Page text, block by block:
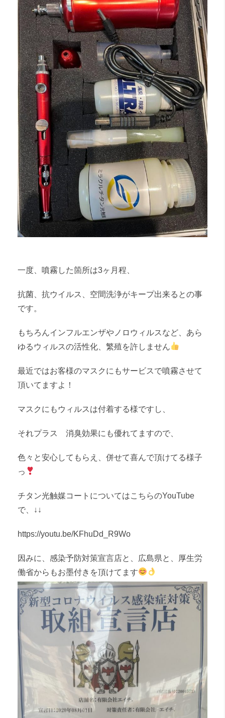
一度、噴霧した箇所は3ヶ月程、
抗菌、抗ウイルス、空間洗浄がキープ出来るとの事
です。
もちろんインフルエンザやノロウィルスなど、あら
ゆるウィルスの活性化、繁殖を許しません
最近ではお客様のマスクにもサービスで噴霧させて
頂いてますよ！
マスクにもウィルスは付着する様ですし、
それプラス 消臭効果にも優れてますので、
色々と安心してもらえ、併せて喜んで頂けてる様子
っ
チタン光触媒コートについてはこちらのYouTube
で、↓↓
https://youtu.be/KFhuDd_R9Wo
因みに、感染予防対策宣言店と、広島県と、厚生労
働省からもお墨付きを頂けてます